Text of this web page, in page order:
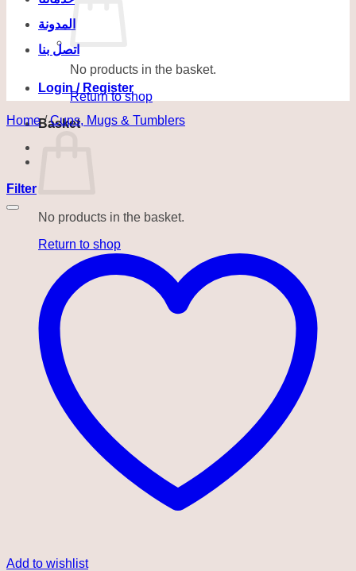
No products in the basket.
Return to shop
Basket
No products in the basket.
Return to shop
المدونة
اتصل بنا
Login / Register
Home / Cups, Mugs & Tumblers
Filter
Add to wishlist